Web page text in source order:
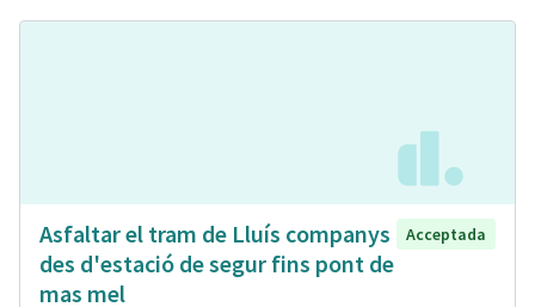
Asfaltar el tram de Lluís companys
des d'estació de segur fins pont de
mas mel
Acceptada